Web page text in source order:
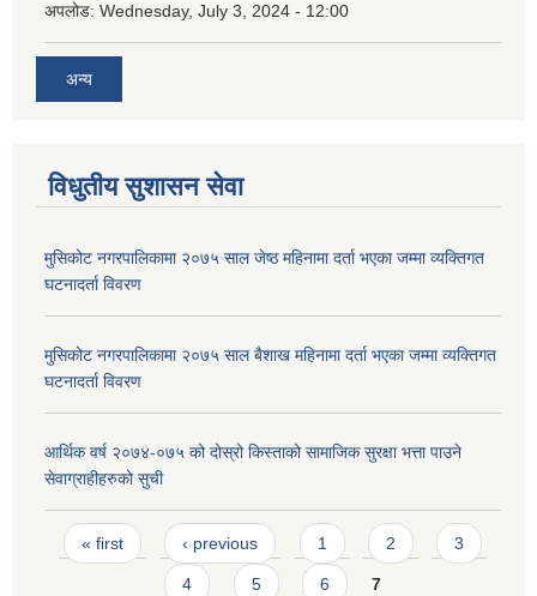
अपलोड: Wednesday, July 3, 2024 - 12:00
अन्य
विधुतीय सुशासन सेवा
मुसिकोट नगरपालिकामा २०७५ साल जेष्ठ महिनामा दर्ता भएका जम्मा व्यक्तिगत
घटनादर्ता विवरण
मुसिकोट नगरपालिकामा २०७५ साल बैशाख महिनामा दर्ता भएका जम्मा व्यक्तिगत
घटनादर्ता विवरण
आर्थिक वर्ष २०७४-०७५ को दोस्रो किस्ताको सामाजिक सुरक्षा भत्ता पाउने
सेवाग्राहीहरुको सुची
Pages
« first ‹ previous 1 2 3
4 5 6 7